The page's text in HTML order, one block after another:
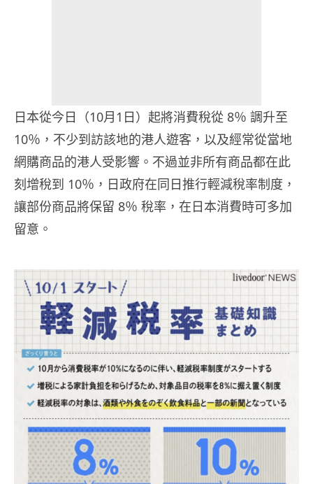
日本從今日（10月1日）起將消費稅從 8％ 調升至
10％，不少到訪該地的港人遊客，以及經常從當地
網購商品的港人受影響。不過並非所有商品都在此
刻增稅到 10％，日政府在同日推行輕減稅率制度，
讓部份商品將保留 8％ 稅率，在日本消費時可多加
留意。